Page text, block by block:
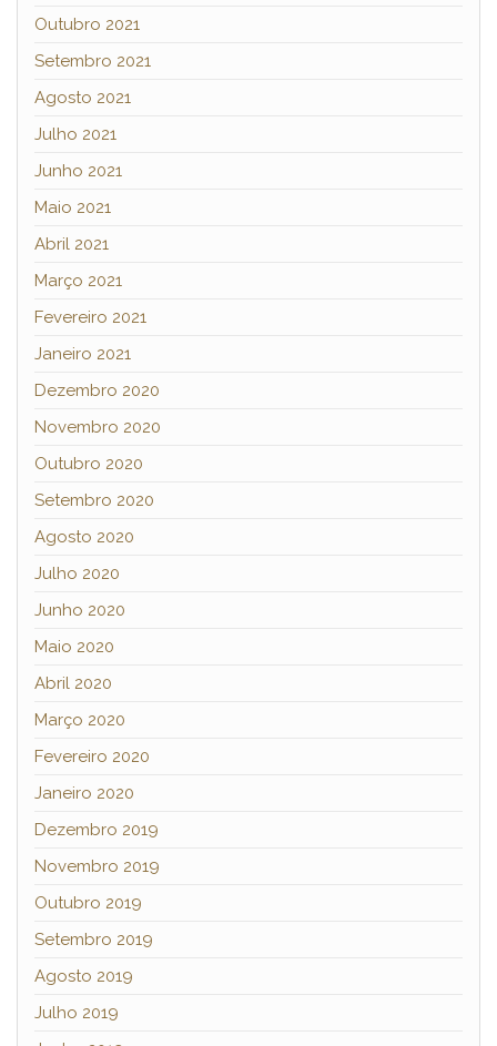
Outubro 2021
Setembro 2021
Agosto 2021
Julho 2021
Junho 2021
Maio 2021
Abril 2021
Março 2021
Fevereiro 2021
Janeiro 2021
Dezembro 2020
Novembro 2020
Outubro 2020
Setembro 2020
Agosto 2020
Julho 2020
Junho 2020
Maio 2020
Abril 2020
Março 2020
Fevereiro 2020
Janeiro 2020
Dezembro 2019
Novembro 2019
Outubro 2019
Setembro 2019
Agosto 2019
Julho 2019